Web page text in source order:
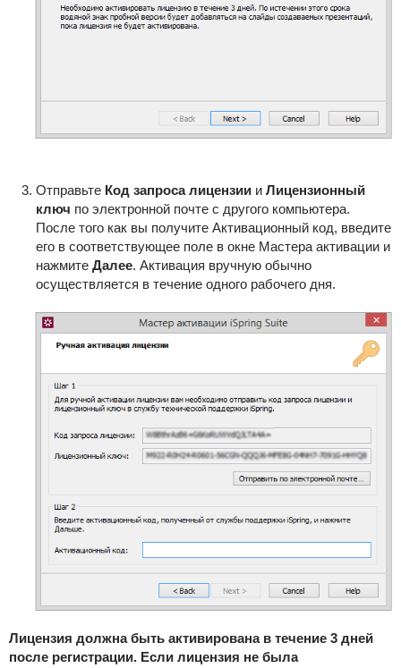
ОтправьтеКод запроса лицензиииЛицензионный
ключ по электронной почте с другого компьютера.
После того как вы получите Активационный код, введите
его в соответствующее поле в окне Мастера активации и
нажмите Далее. Активация вручную обычно
осуществляется в течение одного рабочего дня.
Лицензия должна быть активирована в течение 3 дней
после регистрации. Если лицензия не была